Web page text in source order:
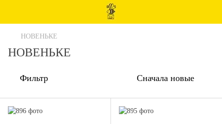
НОВЕНЬКЕ
НОВЕНЬКЕ
Фильтр Сначала новые